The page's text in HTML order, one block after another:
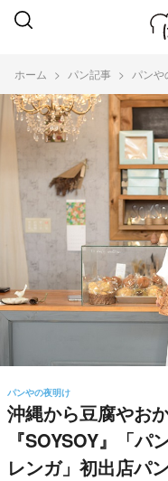
ホーム パン記事 パンや
パンやの夜明け
沖縄から豆腐やお
『SOYSOY』「
レンガ」初出店パ